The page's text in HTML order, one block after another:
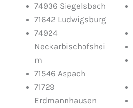
74936 Siegelsbach
71642 Ludwigsburg
74924
Neckarbischofshei
m
71546 Aspach
71729
Erdmannhausen